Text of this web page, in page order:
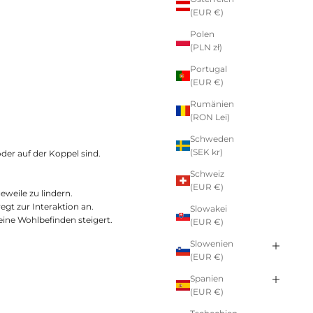
(EUR €)
Polen
(PLN zł)
Portugal
(EUR €)
Rumänien
(RON Lei)
Schweden
(SEK kr)
Schweiz
(EUR €)
Slowakei
(EUR €)
Slowenien
(EUR €)
Spanien
(EUR €)
auf der Koppel sind.
zu lindern.
zur Interaktion an.
Wohlbefinden steigert.